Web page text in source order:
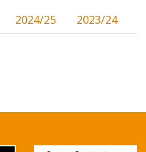
2024/25
2023/24